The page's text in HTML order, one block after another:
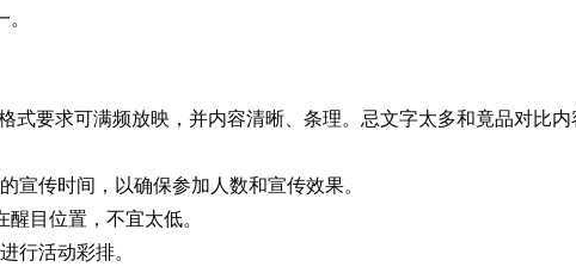
要求可满频放映，并内容清晰、条理。忌文字太多和竟品对比内
宣传时间，以确保参加人数和宣传效果。
目位置，不宜太低。
行活动彩排。